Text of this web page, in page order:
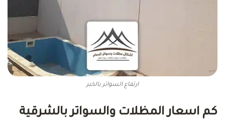
ارتفاع السواتر بالخبر
كم اسعار المظلات والسواتر بالشرقية